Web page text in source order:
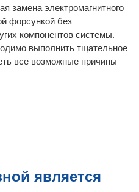
замена электромагнитного
форсункой без
компонентов системы.
выполнить тщательное
все возможные причины
является